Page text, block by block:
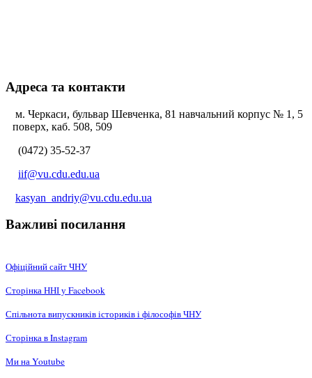
Адреса та контакти
м. Черкаси, бульвар Шевченка, 81 навчальний корпус № 1, 5
поверх, каб. 508, 509
(0472) 35-52-37
iif@vu.cdu.edu.ua
kasyan_andriy@vu.cdu.edu.ua
Важливі посилання
Офіційний сайт ЧНУ
Сторінка ННІ у Facebook
Спільнота випускників істориків і філософів ЧНУ
Сторінка в Instagram
Ми на Youtube